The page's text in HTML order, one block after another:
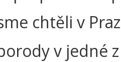
chtěli v
v jedné